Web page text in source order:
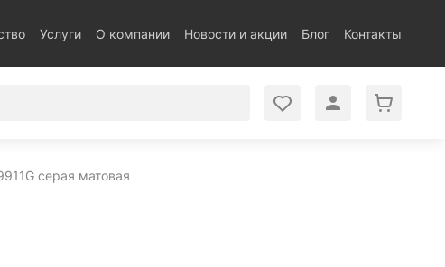
Услуги О компании Новости и акции Блог Контакты
серая матовая